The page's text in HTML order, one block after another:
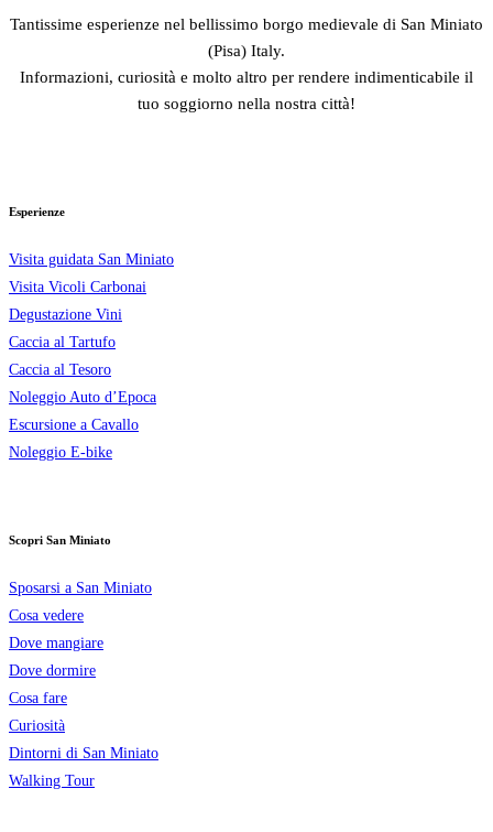
Tantissime esperienze nel bellissimo borgo medievale di San Miniato
(Pisa) Italy.
Informazioni, curiosità e molto altro per rendere indimenticabile il
tuo soggiorno nella nostra città!
Esperienze
Visita guidata San Miniato
Visita Vicoli Carbonai
Degustazione Vini
Caccia al Tartufo
Caccia al Tesoro
Noleggio Auto d’Epoca
Escursione a Cavallo
Noleggio E-bike
Scopri San Miniato
Sposarsi a San Miniato
Cosa vedere
Dove mangiare
Dove dormire
Cosa fare
Curiosità
Dintorni di San Miniato
Walking Tour